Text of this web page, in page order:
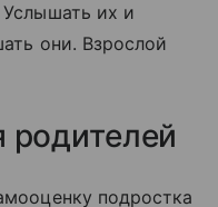
Услышать их и
они. Взрослой
родителей
подростка